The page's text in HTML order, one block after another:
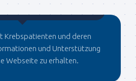
Krebspatienten und deren
und Unterstützung
Webseite zu erhalten.